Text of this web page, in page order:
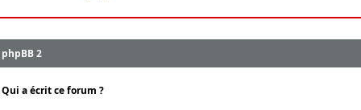
phpBB 2
Qui a écrit ce forum ?